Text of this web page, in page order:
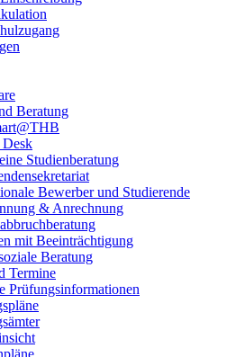
Beratung
Desk
Studienberatung
Bewerber und Studierende
& Anrechnung
mit Beeinträchtigung
Beratung
Termine
Prüfungsinformationen